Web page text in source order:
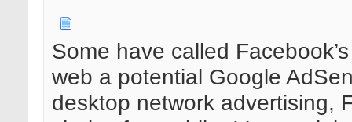
Some have called
web a potential Google
desktop network advertising,